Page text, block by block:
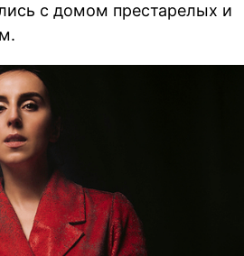
с домом престарелых и